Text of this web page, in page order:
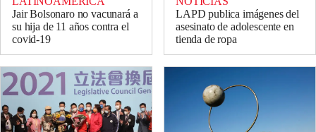
Jair Bolsonaro no vacunará a
su hija de 11 años contra el
covid-19
LAPD publica imágenes del
asesinato de adolescente en
tienda de ropa